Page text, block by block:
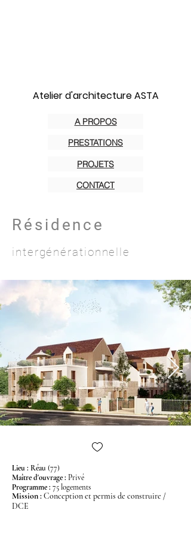
A PROPOS
PRESTATIONS
PROJETS
CONTACT
Atelier d'architecture ASTA
Résidence
intergénérationnelle
Lieu : Réau (77)
Maître d'ouvrage: Privé
Programme: 75 logements
Mission:Conception et permis de construire /
DCE